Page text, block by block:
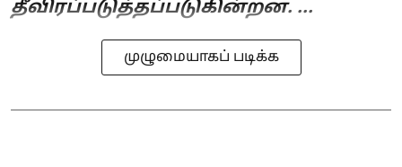
தீவிரப்படுத்தப்படுகின்றன. ...
முழுமையாகப் படிக்க